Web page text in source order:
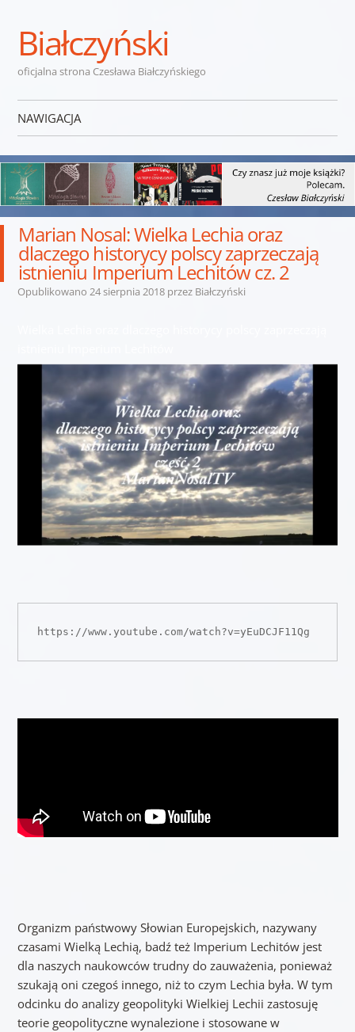
Białczyński
oficjalna strona Czesława Białczyńskiego
NAWIGACJA
Marian Nosal: Wielka Lechia oraz
dlaczego historycy polscy zaprzeczają
istnieniu Imperium Lechitów cz. 2
Opublikowano 24 sierpnia 2018przez Białczyński
https://www.youtube.com/watch?v=yEuDCJF11Qg
Organizm państwowy Słowian Europejskich, nazywany
czasami Wielką Lechią, badź też Imperium Lechitów jest
dla naszych naukowców trudny do zauważenia, ponieważ
szukają oni czegoś innego, niż to czym Lechia była. W tym
odcinku do analizy geopolityki Wielkiej Lechii zastosuję
teorie geopolityczne wynalezione i stosowane w